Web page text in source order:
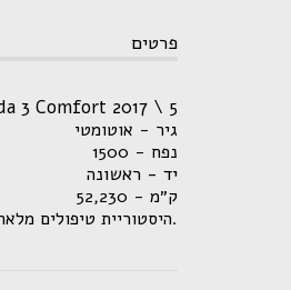
פרטים
3 Comfort 2017 \ 5
גיר - אוטומטי
נפח - 1500
יד - ראשונה
ק״מ - 52 ,230
.היסטוריית טיפולים